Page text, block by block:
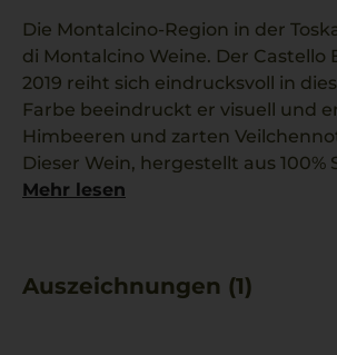
Die Montalcino-Region in der
di Montalcino Weine. Der
2019 reiht sich eindrucksvoll in
Farbe beeindruckt er visuell und
Himbeeren und zarten
Dieser Wein, hergestellt aus
Struktur, die durch den 24-
hervorheben, was die
Mehr lesen
Auszeichnungen (1)